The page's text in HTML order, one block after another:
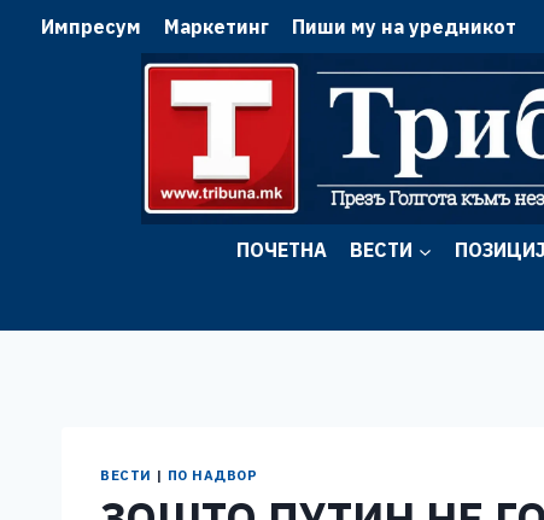
Импресум Маркетинг Пиши му на уредникот
ПОЧЕТНА ВЕСТИ
ВЕСТИ | ПО НАДВОР